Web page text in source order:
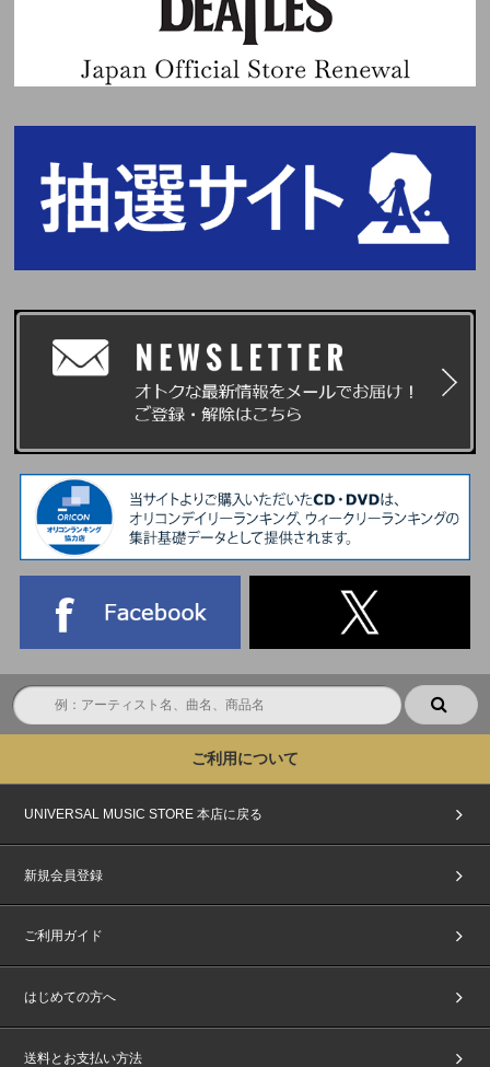
・ご注文は、施策へのご参加をご希望のお客様自身で行う様お願いいたしま
す。代理購入等で生じたトラブルに関して、当社は一切の責任を負いかねま
すのであらかじめご了承ください。
ご利用について
UNIVERSAL MUSIC STORE 本店に戻る
新規会員登録
ご利用ガイド
はじめての方へ
送料とお支払い方法